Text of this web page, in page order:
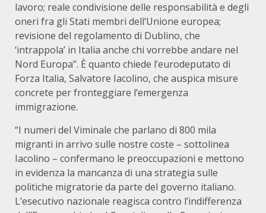
lavoro; reale condivisione delle responsabilità e degli
oneri fra gli Stati membri dell’Unione europea;
revisione del regolamento di Dublino, che
‘intrappola’ in Italia anche chi vorrebbe andare nel
Nord Europa”. È quanto chiede l’eurodeputato di
Forza Italia, Salvatore Iacolino, che auspica misure
concrete per fronteggiare l’emergenza
immigrazione.
“I numeri del Viminale che parlano di 800 mila
migranti in arrivo sulle nostre coste – sottolinea
Iacolino – confermano le preoccupazioni e mettono
in evidenza la mancanza di una strategia sulle
politiche migratorie da parte del governo italiano.
L’esecutivo nazionale reagisca contro l’indifferenza